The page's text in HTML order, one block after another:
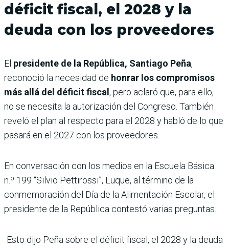
déficit fiscal, el 2028 y la
deuda con los proveedores
El presidente de la República, Santiago Peña,
reconoció la necesidad de honrar los compromisos
más allá del déficit fiscal , pero aclaró que, para ello,
no se necesita la autorización del Congreso. También
reveló el plan al respecto para el 2028 y habló de lo que
pasará en el 2027 con los proveedores.
En conversación con los medios en la Escuela Básica
n.º 199 “Silvio Pettirossi”, Luque, al término de la
conmemoración del Día de la Alimentación Escolar, el
presidente de la República contestó varias preguntas.
Esto dijo Peña sobre el déficit fiscal, el 2028 y la deuda